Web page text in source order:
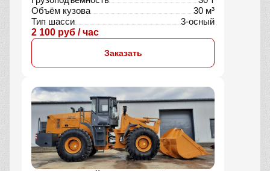
Объём кузова
30 м³
Тип шасси
3-осный
2 100 руб / час
Заказать